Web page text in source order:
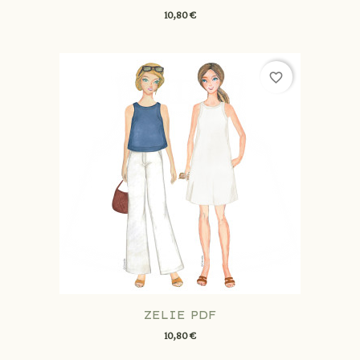
10,80 €
ZELIE PDF
10,80 €
favorite_border